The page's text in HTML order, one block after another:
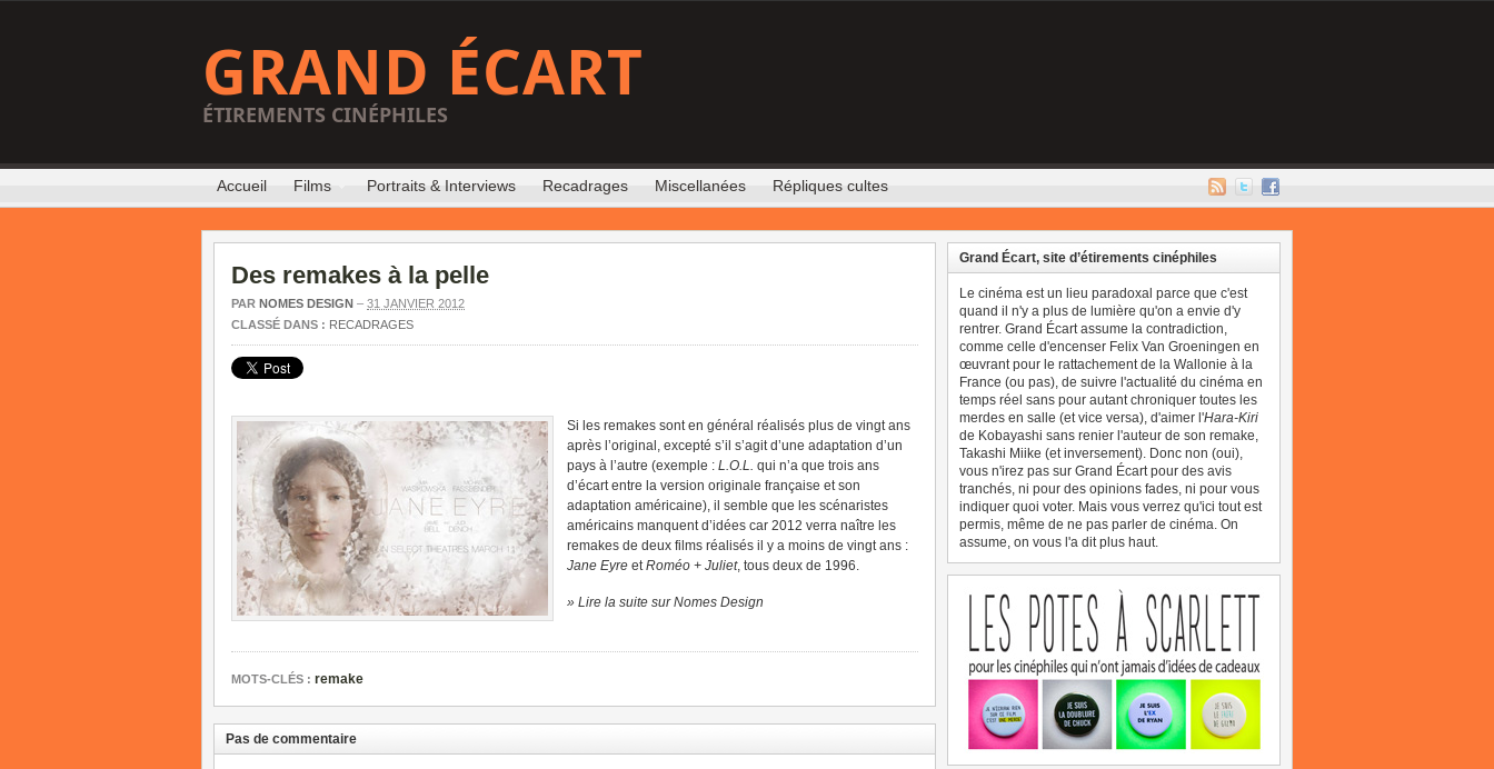
GRAND ÉCART
ÉTIREMENTS CINÉPHILES
Accueil Films Portraits & Interviews Recadrages Miscellanées Répliques cultes
Des remakes à la pelle
PAR NOMES DESIGN – 31 JANVIER 2012
CLASSÉ DANS : RECADRAGES
Si les remakes sont en général réalisés plus de vingt ans
après l’original, excepté s’il s’agit d’une adaptation d’un
pays à l’autre (exemple : L.O.L. qui n’a que trois ans
d’écart entre la version originale française et son
adaptation américaine), il semble que les scénaristes
américains manquent d’idées car 2012 verra naître les
remakes de deux films réalisés il y a moins de vingt ans :
Jane Eyre etRoméo + Juliet, tous deux de 1996.
» Lire la suite sur Nomes Design
MOTS-CLÉS : remake
Pas de commentaire
Grand Écart, site d’étirements cinéphiles
Le cinéma est un lieu paradoxal parce que c'est
quand il n'y a plus de lumière qu'on a envie d'y
rentrer. Grand Écart assume la contradiction,
comme celle d'encenser Felix Van Groeningen en
œuvrant pour le rattachement de la Wallonie à la
France (ou pas), de suivre l'actualité du cinéma en
temps réel sans pour autant chroniquer toutes les
merdes en salle (et vice versa), d'aimer l'Hara-Kiri
de Kobayashi sans renier l'auteur de son remake,
Takashi Miike (et inversement). Donc non (oui),
vous n'irez pas sur Grand Écart pour des avis
tranchés, ni pour des opinions fades, ni pour vous
indiquer quoi voter. Mais vous verrez qu'ici tout est
permis, même de ne pas parler de cinéma. On
assume, on vous l'a dit plus haut.